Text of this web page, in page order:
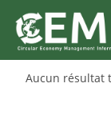
Aucun résultat